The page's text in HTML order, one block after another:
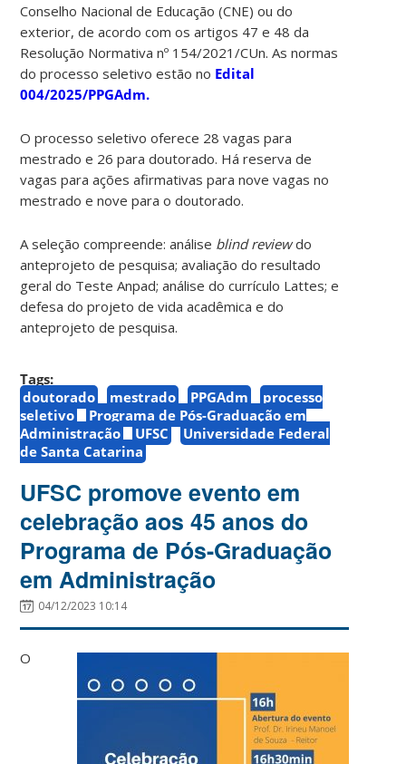
Conselho Nacional de Educação (CNE) ou do
exterior, de acordo com os artigos 47 e 48 da
Resolução Normativa nº 154/2021/CUn. As normas
do processo seletivo estão no Edital
004/2025/PPGAdm.
O processo seletivo oferece 28 vagas para
mestrado e 26 para doutorado. Há reserva de
vagas para ações afirmativas para nove vagas no
mestrado e nove para o doutorado.
A seleção compreende: análise blind reviewdo
anteprojeto de pesquisa; avaliação do resultado
geral do Teste Anpad; análise do currículo Lattes; e
defesa do projeto de vida acadêmica e do
anteprojeto de pesquisa.
Tags:
doutorado
mestrado PPGAdm
processo
seletivo
Programa de Pós-Graduação em
Administração
UFSC
Universidade Federal
de Santa Catarina
UFSC promove evento em
celebração aos 45 anos do
Programa de Pós-Graduação
em Administração
04/12/2023 10:14
O